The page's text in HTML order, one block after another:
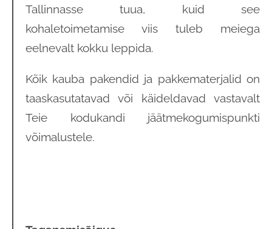
Tallinnasse tuua, kuid see
kohaletoimetamise viis tuleb meiega
eelnevalt kokku leppida.
Kõik kauba pakendid ja pakkematerjalid on
taaskasutatavad või käideldavad vastavalt
Teie kodukandi jäätmekogumispunkti
võimalustele.